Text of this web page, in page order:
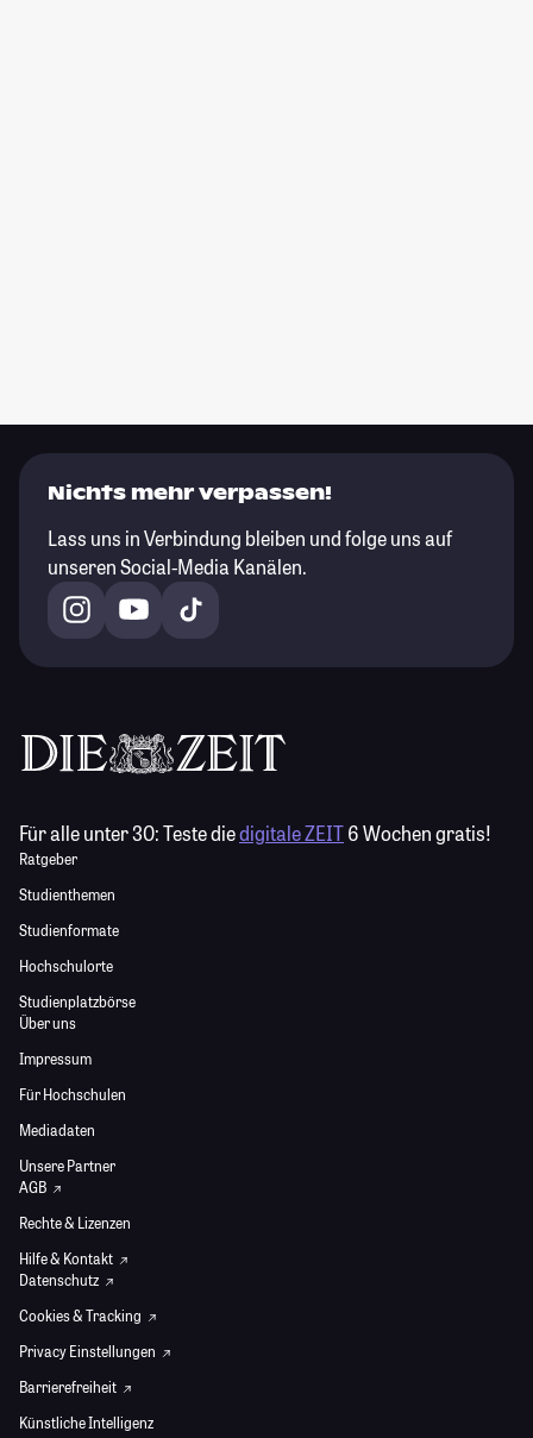
Nichts mehr verpassen!
Lass uns in Verbindung bleiben und folge uns auf
unseren Social-Media Kanälen.
Für alle unter 30:Teste diedigitale ZEIT6 Wochen gratis!
Ratgeber
Studienthemen
Studienformate
Hochschulorte
Studienplatzbörse
Über uns
Impressum
Für Hochschulen
Mediadaten
Unsere Partner
AGB
Rechte & Lizenzen
Hilfe & Kontakt
Datenschutz
Cookies & Tracking
Privacy Einstellungen
Barrierefreiheit
Künstliche Intelligenz